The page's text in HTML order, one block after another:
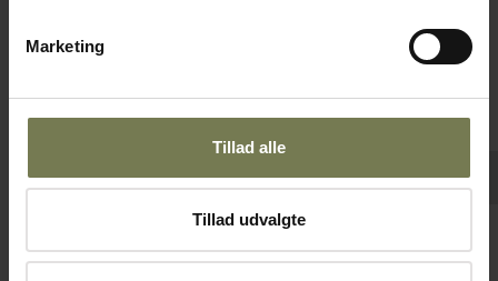
Marketing
Tillad alle
Tillad udvalgte
Kaffefilter til 10 liters Bonamat kaffeanlæg,